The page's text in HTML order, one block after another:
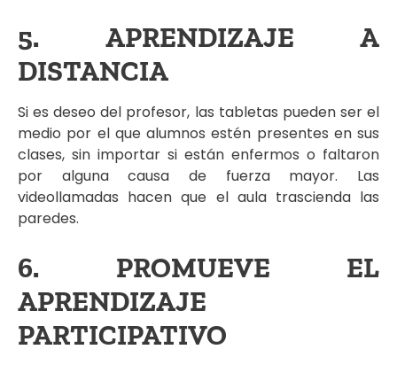
5. APRENDIZAJE A
DISTANCIA
Si es deseo del profesor, las tabletas pueden ser el
medio por el que alumnos estén presentes en sus
clases, sin importar si están enfermos o faltaron
por alguna causa de fuerza mayor. Las
videollamadas hacen que el aula trascienda las
paredes.
6. PROMUEVE EL
APRENDIZAJE
PARTICIPATIVO